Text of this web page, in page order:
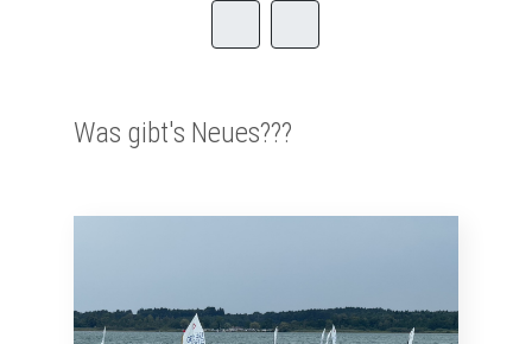
Was gibt's Neues???